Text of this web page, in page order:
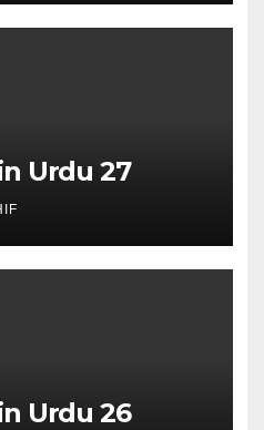
Urdu 27
Urdu 26